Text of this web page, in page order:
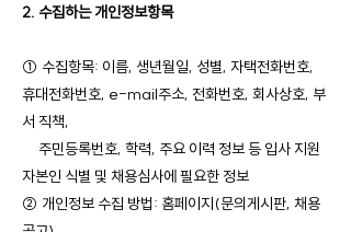
2. 수집하는 개인정보항목
① 수집항목: 이름, 생년월일, 성별, 자택전화번호,
휴대전화번호, e-mail주소, 전화번호, 회사상호, 부
서 직책,
주민등록번호, 학력, 주요 이력 정보 등 입사 지원
자본인 식별 및 채용심사에 필요한 정보
② 개인정보 수집 방법: 홈페이지(문의게시판, 채용